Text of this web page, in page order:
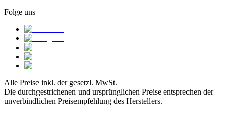
Folge uns
Alle Preise inkl. der gesetzl. MwSt.
Die durchgestrichenen und ursprünglichen Preise entsprechen der
unverbindlichen Preisempfehlung des Herstellers.